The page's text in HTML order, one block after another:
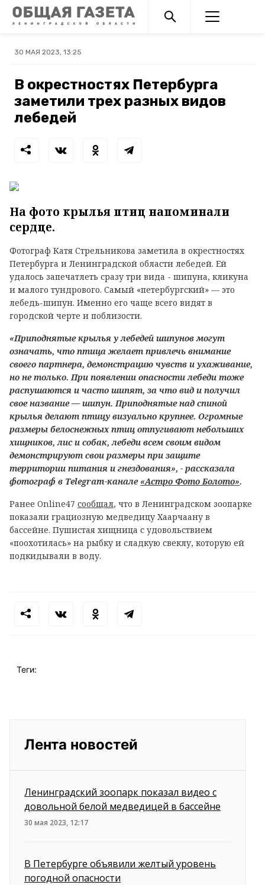
30 МАЯ 2023, 13:25
В окрестностях Петербурга
заметили трех разных видов
лебедей
На фото крылья птиц напоминали
сердце.
Фотограф Катя Стрельникова заметила в окрестностях
Петербурга и Ленинградской области лебедей. Ей
удалось запечатлеть сразу три вида - шипуна, кликуна
и малого тундрового. Самый «петербургский» — это
лебедь-шипун. Именно его чаще всего видят в
городской черте и поблизости.
«Приподнятые крылья у лебедей шипунов могут
означать, что птица желает привлечь внимание
своего партнера, демонстрацию чувств и ухаживание,
но не только. При появлении опасности лебеди тоже
распушаются и часто шипят, за что вид и получил
свое название — шипун. Приподнятые над спиной
крылья делают птицу визуально крупнее. Огромные
размеры белоснежных птиц отпугивают небольших
хищников, лис и собак, лебеди всем своим видом
демонстрируют свои размеры при защите
территории питания и гнездования», - рассказала
фотограф в Telegram-канале «Астро Фото Болото».
Ранее Online47 сообщал, что в Ленинградском зоопарке
показали грациозную медведицу Хаарчаану в
бассейне. Пушистая хищница с удовольствием
«поохотилась» на рыбку и сладкую свеклу, которую ей
подкидывали в воду.
Теги:
Лента новостей
Ленинградский зоопарк показал видео с
довольной белой медведицей в бассейне
30 мая 2023, 12:17
В Петербурге объявили желтый уровень
погодной опасности